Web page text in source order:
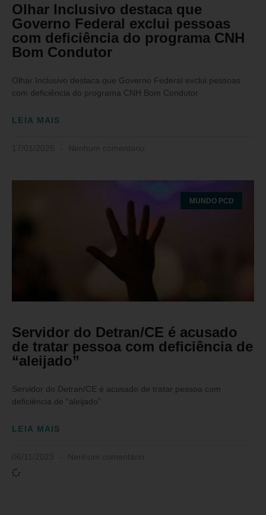
Olhar Inclusivo destaca que
Governo Federal exclui pessoas
com deficiência do programa CNH
Bom Condutor
Olhar Inclusivo destaca que Governo Federal exclui pessoas
com deficiência do programa CNH Bom Condutor
LEIA MAIS
MUNDO PCD
Servidor do Detran/CE é acusado
de tratar pessoa com deficiência de
“aleijado”
Servidor do Detran/CE é acusado de tratar pessoa com
deficiência de “aleijado”
LEIA MAIS